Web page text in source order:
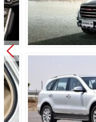
Передняя подвеска:
Задняя подвеска:
Передние тормоза:
Задние тормоза:
Производство: